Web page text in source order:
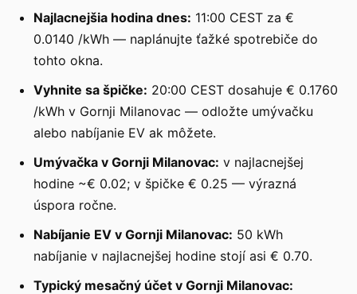
Najlacnejšia hodina dnes: 11:00 CEST za €
0.0140 /kWh — naplánujte ťažké spotrebiče do
tohto okna.
Vyhnite sa špičke: 20:00 CEST dosahuje € 0.1760
/kWh v Gornji Milanovac — odložte umývačku
alebo nabíjanie EV ak môžete.
Umývačka v Gornji Milanovac: v najlacnejšej
hodine ~€ 0.02; v špičke € 0.25 — výrazná
úspora ročne.
Nabíjanie EV v Gornji Milanovac: 50 kWh
nabíjanie v najlacnejšej hodine stojí asi € 0.70.
Typický mesačný účet v Gornji Milanovac: